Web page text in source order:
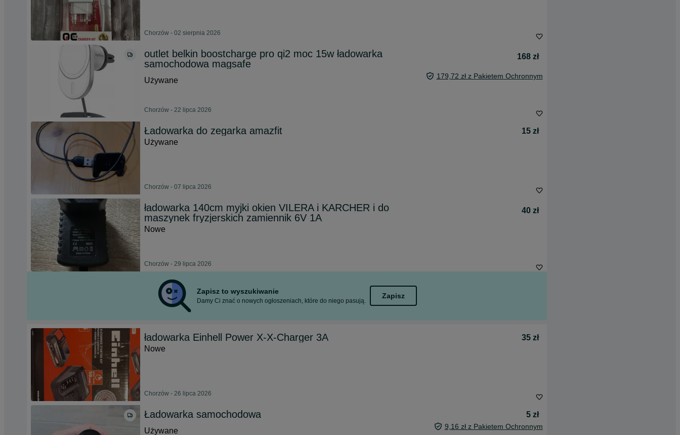
Chorzów - 02 sierpnia 2026
outlet belkin boostcharge pro qi2 moc 15w ładowarka
samochodowa magsafe
168 zł
Używane 179,72 zł z Pakietem Ochronnym
Chorzów - 22 lipca 2026
Ładowarka do zegarka amazfit
15 zł
Używane
Chorzów - 07 lipca 2026
ładowarka 140cm myjki okien VILERA i KARCHER i do
maszynek fryzjerskich zamiennik 6V 1A
40 zł
Nowe
Chorzów - 29 lipca 2026
Zapisz to wyszukiwanie
Damy Ci znać o nowych ogłoszeniach, które do niego pasują.
Zapisz
ładowarka Einhell Power X-X-Charger 3A
35 zł
Nowe
Chorzów - 26 lipca 2026
Ładowarka samochodowa
5 zł
Używane
9,16 zł z Pakietem Ochronnym